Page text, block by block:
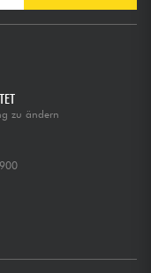
zu ändern